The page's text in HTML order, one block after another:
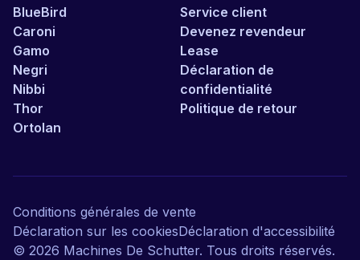
BlueBird
Caroni
Gamo
Negri
Nibbi
Thor
Ortolan
Service client
Devenez revendeur
Lease
Déclaration de
confidentialité
Politique de retour
© 2026 Machines De Schutter. Tous droits réservés.
Conditions générales de vente
Déclaration sur les cookiesDéclaration d'accessibilité